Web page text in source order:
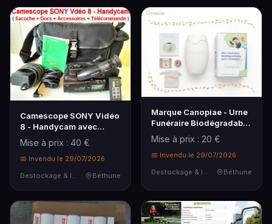
Camescope SONY Vidéo
8 - Handycam avec
Sacoche de transport +
docs + Accessoires et
Télécommande - ( Teste
Mise à prix : 40 €
📅 Invendu le 29/07/2026
Destockage & Invendus
Béthune
Marque Canopiae - Urne
Funéraire Biodégradable
pour Animaux avec
Graines de Copalme
d'Amérique, Devient
Mise à prix : 20 €
📅 Invendu le 29/07/2026
Destockage & Invendus
Béthune